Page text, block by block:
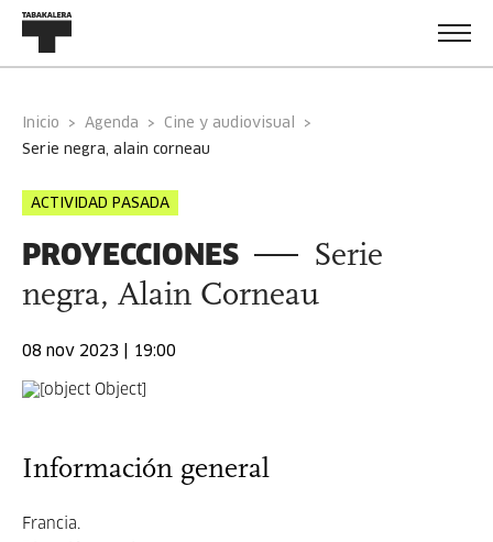
Inicio Agenda
Cine y audiovisual
serie negra, alain corneau
ACTIVIDAD PASADA
PROYECCIONES
Serie
negra, Alain Corneau
08 nov 2023 | 19:00
Información general
Francia.